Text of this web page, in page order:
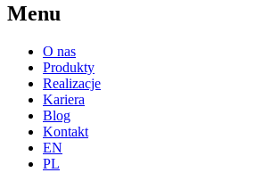
Menu
O nas
Produkty
Realizacje
Kariera
Blog
Kontakt
EN
PL